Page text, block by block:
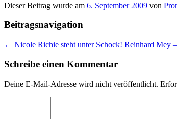
Dieser Beitrag wurde am 6. September 2009 von
Beitragsnavigation
← Nicole Richie steht unter Schock! Reinhard Mey
Schreibe einen Kommentar
Deine E-Mail-Adresse wird nicht veröffentlicht.